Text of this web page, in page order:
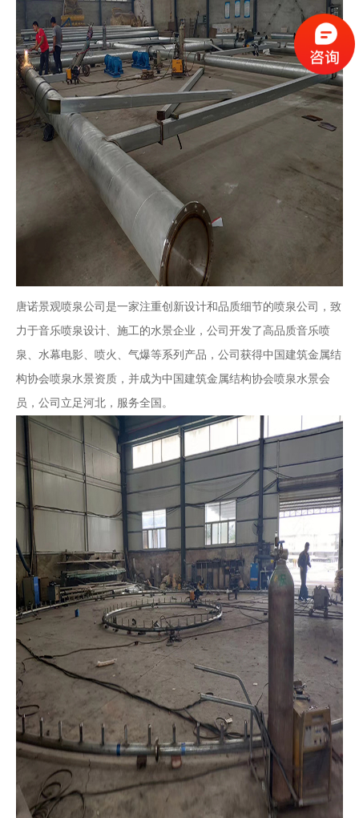
唐诺景观喷泉公司是一家注重创新设计和品质细节的喷泉公司，致
力于音乐喷泉设计、施工的水景企业，公司开发了高品质音乐喷
泉、水幕电影、喷火、气爆等系列产品，公司获得中国建筑金属结
构协会喷泉水景资质，并成为中国建筑金属结构协会喷泉水景会
员，公司立足河北，服务全国。